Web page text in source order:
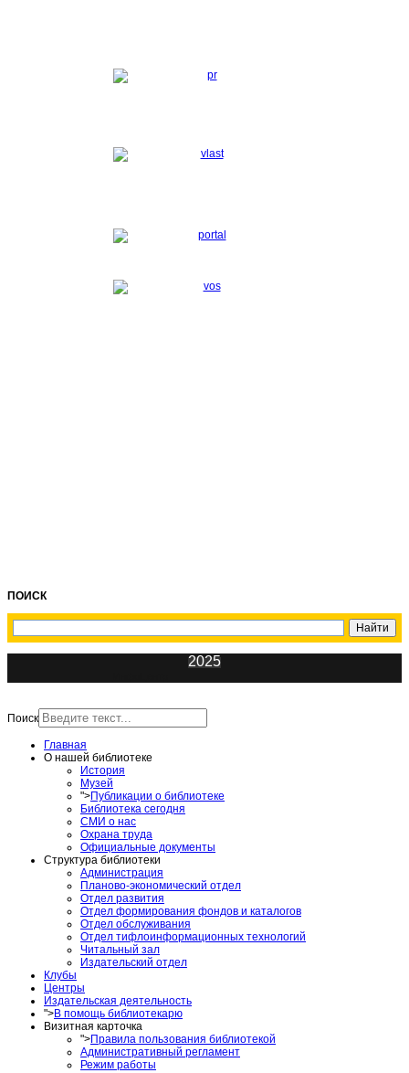
ПОИСК
2025
Поиск
Главная
О нашей библиотеке
История
Музей
">Публикации о библиотеке
Библиотека сегодня
СМИ о нас
Охрана труда
Официальные документы
Структура библиотеки
Администрация
Планово-экономический отдел
Отдел развития
Отдел формирования фондов и каталогов
Отдел обслуживания
Отдел тифлоинформационных технологий
Читальный зал
Издательский отдел
Клубы
Центры
Издательская деятельность
">В помощь библиотекарю
Визитная карточка
">Правила пользования библиотекой
Административный регламент
Режим работы